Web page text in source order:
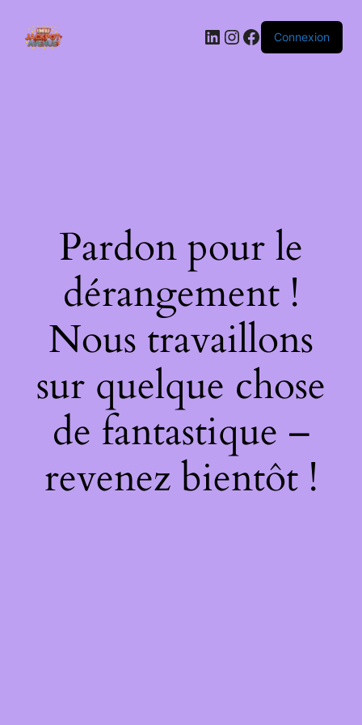
LinkedIn
Instagram
Facebook
Connexion
Pardon pour le
dérangement !
Nous travaillons
sur quelque chose
de fantastique –
revenez bientôt !